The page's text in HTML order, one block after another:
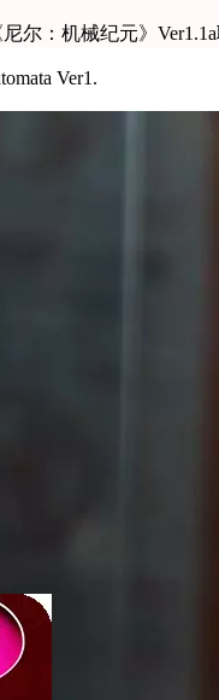
尔：机械纪元》
Ver1.